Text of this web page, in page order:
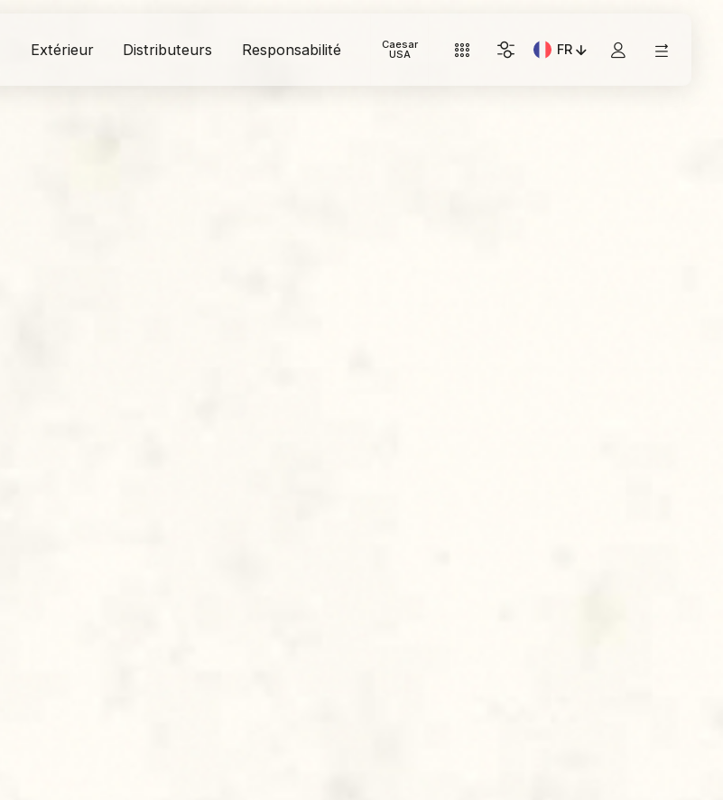
Extérieur Distributeurs Responsabilité Caesar
USA FR
Langue actuelle: Italiano